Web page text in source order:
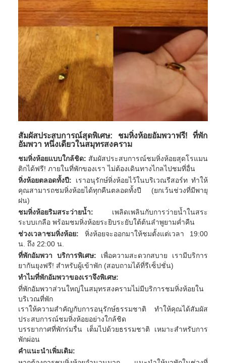
สัมผัสประสบการณ์สุดพิเศษ: ชมหิ่งห้อยอัมพวาฟรี! ที่พัก
อัมพวา หนึ่งเดียวในสมุทรสงคราม
ชมหิ่งห้อยแบบใกล้ชิด: สัมผัสประสบการณ์ชมหิ่งห้อยสุดโรแมน
ติกได้ฟรี! ภายในที่พักของเรา ไม่ต้องเดินทางไกลไปชมที่อื่น
หิ่งห้อยตลอดทั้งปี: เราอนุรักษ์หิ่งห้อยไว้ในบริเวณรีสอร์ท ทำให้
คุณสามารถชมหิ่งห้อยได้ทุกคืนตลอดทั้งปี (ยกเว้นช่วงที่มีพายุ
ฝน)
ชมหิ่งห้อยริมสระว่ายน้ำ: เพลิดเพลินกับการว่ายน้ำในสระ
ระบบเกลือ พร้อมชมหิ่งห้อยระยิบระยับใต้ต้นลำพูยามค่ำคืน
ช่วงเวลาชมหิ่งห้อย: หิ่งห้อยจะออกมาให้ชมตั้งแต่เวลา 19:00
น. ถึง 22:00 น.
ที่พักอัมพวา บริการพิเศษ: เพื่อความสะดวกสบาย เรามีบริการ
ยากันยุงฟรี! สำหรับผู้เข้าพัก (สอบถามได้ที่รีเซ็ปชั่น)
ทำไมที่พักอัมพวาของเราจึงพิเศษ:
ที่พักอัมพวาส่วนใหญ่ในสมุทรสงครามไม่มีบริการชมหิ่งห้อยใน
บริเวณที่พัก
เราให้ความสำคัญกับการอนุรักษ์ธรรมชาติ ทำให้คุณได้สัมผัส
ประสบการณ์ชมหิ่งห้อยอย่างใกล้ชิด
บรรยากาศที่พักร่มรื่น เต็มไปด้วยธรรมชาติ เหมาะสำหรับการ
พักผ่อน
คำแนะนำเพิ่มเติม: